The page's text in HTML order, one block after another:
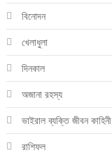
বিনোদন
খেলাধুলা
দিনকাল
অজানা রহস্য
ভাইরাল ব্যক্তি জীবন কাহিনী
রাশিফল